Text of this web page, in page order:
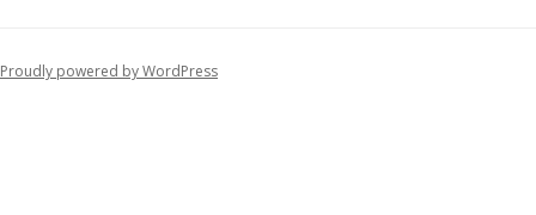
Proudly powered by WordPress